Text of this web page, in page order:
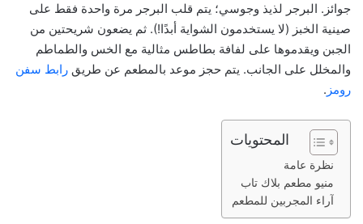
جوائز. البرجر لذيذ وجوسي؛ يتم قلب البرجر مرة واحدة فقط على
صينية الخبز (لا يستخدمون الشواية أبدًا!). ثم يضعون شريحتين من
الجبن ويقدموها على لفافة بطاطس مثالية مع الخس والطماطم
والمخلل على الجانب. يتم حجز موعد بالمطعم عن طريق رابط سفن
رومز .
المحتويات
نظرة عامة
منيو مطعم بلاك تاب
آراء المجربين للمطعم